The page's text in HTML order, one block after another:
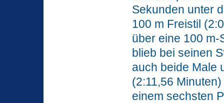
Sekunden unter
100 m Freistil
über eine 100 m-
blieb bei seinen
auch beide Male
(2:11,56
einem sechsten